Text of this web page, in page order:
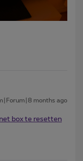
months ago
box te resetten